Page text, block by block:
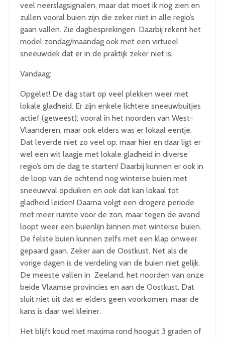
veel neerslagsignalen, maar dat moet ik nog zien en
zullen vooral buien zijn die zeker niet in alle regio’s
gaan vallen. Zie dagbesprekingen. Daarbij rekent het
model zondag/maandag ook met een virtueel
sneeuwdek dat er in de praktijk zeker niet is.
Vandaag:
Opgelet! De dag start op veel plekken weer met
lokale gladheid. Er zijn enkele lichtere sneeuwbuitjes
actief (geweest); vooral in het noorden van West-
Vlaanderen, maar ook elders was er lokaal eentje.
Dat leverde niet zo veel op, maar hier en daar ligt er
wel een wit laagje met lokale gladheid in diverse
regio’s om de dag te starten! Daarbij kunnen er ook in
de loop van de ochtend nog winterse buien met
sneeuwval opduiken en ook dat kan lokaal tot
gladheid leiden! Daarna volgt een drogere periode
met meer ruimte voor de zon, maar tegen de avond
loopt weer een buienlijn binnen met winterse buien.
De felste buien kunnen zelfs met een klap onweer
gepaard gaan. Zeker aan de Oostkust. Net als de
vorige dagen is de verdeling van de buien niet gelijk.
De meeste vallen in Zeeland, het noorden van onze
beide Vlaamse provincies en aan de Oostkust. Dat
sluit niet uit dat er elders geen voorkomen, maar de
kans is daar wel kleiner.
Het blijft koud met maxima rond hooguit 3 graden of